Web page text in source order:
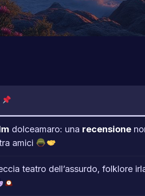
dolceamaro: una recensione
amici
teatro dell’assurdo, folklore